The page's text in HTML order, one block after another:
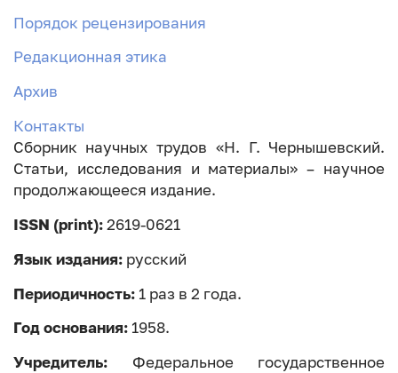
Порядок рецензирования
Редакционная этика
Архив
Контакты
Сборник научных трудов «Н. Г. Чернышевский.
Статьи, исследования и материалы» – научное
продолжающееся издание.
ISSN (print):2619-0621
Язык издания:русский
Периодичность:1 раз в 2 года.
Год основания:1958.
Учредитель:Федеральное государственное